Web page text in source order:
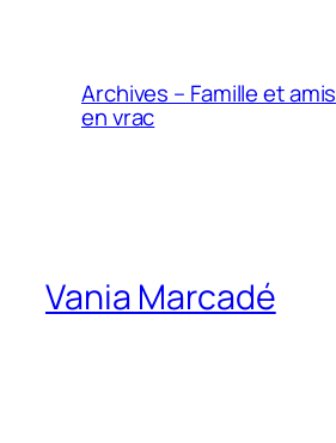
Archives – Famille et amis
en vrac
Vania Marcadé